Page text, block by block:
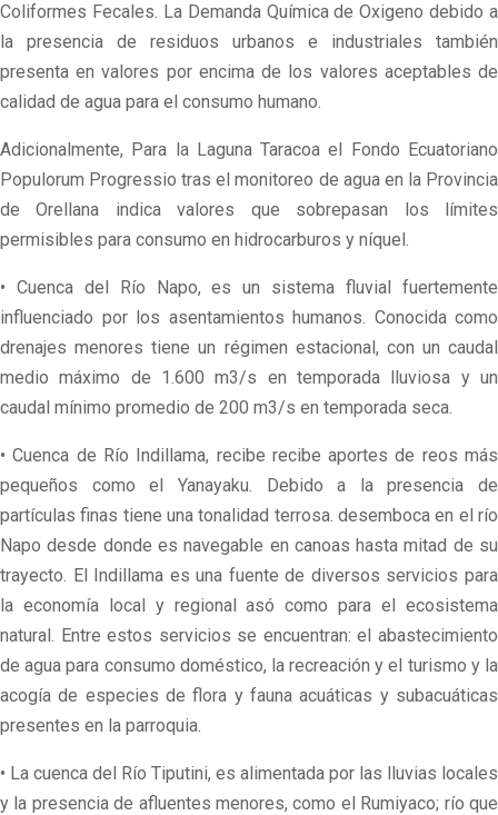
Coliformes Fecales. La Demanda Química de Oxigeno debido a
la presencia de residuos urbanos e industriales también
presenta en valores por encima de los valores aceptables de
calidad de agua para el consumo humano.
Adicionalmente, Para la Laguna Taracoa el Fondo Ecuatoriano
Populorum Progressio tras el monitoreo de agua en la Provincia
de Orellana indica valores que sobrepasan los límites
permisibles para consumo en hidrocarburos y níquel.
• Cuenca del Río Napo, es un sistema fluvial fuertemente
influenciado por los asentamientos humanos. Conocida como
drenajes menores tiene un régimen estacional, con un caudal
medio máximo de 1.600 m3/s en temporada lluviosa y un
caudal mínimo promedio de 200 m3/s en temporada seca.
• Cuenca de Río Indillama, recibe recibe aportes de reos más
pequeños como el Yanayaku. Debido a la presencia de
partículas finas tiene una tonalidad terrosa. desemboca en el río
Napo desde donde es navegable en canoas hasta mitad de su
trayecto. El Indillama es una fuente de diversos servicios para
la economía local y regional asó como para el ecosistema
natural. Entre estos servicios se encuentran: el abastecimiento
de agua para consumo doméstico, la recreación y el turismo y la
acogía de especies de flora y fauna acuáticas y subacuáticas
presentes en la parroquia.
• La cuenca del Río Tiputini, es alimentada por las lluvias locales
y la presencia de afluentes menores, como el Rumiyaco; río que